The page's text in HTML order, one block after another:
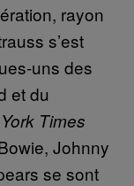
rayon
s’est
uns des
et du
Times
Johnny
se sont